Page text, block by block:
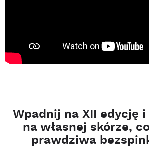
Wpadnij na XII edycję
na własnej skórze,
prawdziwa